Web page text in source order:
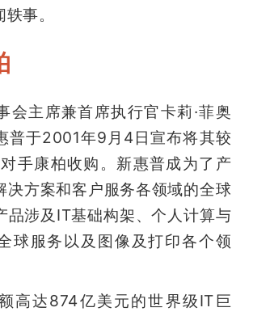
事。
会主席兼首席执行官卡莉·菲奥
普于2001年9月4日宣布将其较
手康柏收购。新惠普成为了产
决方案和客户服务各领域的全球
品涉及IT基础构架、个人计算与
球服务以及图像及打印各个领
高达874亿美元的世界级IT巨